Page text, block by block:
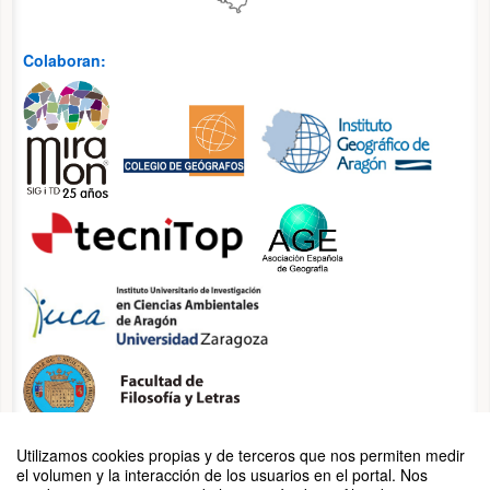
Utilizamos cookies propias y de terceros que nos permiten medir
el volumen y la interacción de los usuarios en el portal. Nos
comunicacio
nes
Jun '22
15
14
:5
9
Fi
n de la
incripción a
precio
reducido
Fe
cha límite de
envío de
comunicacio
nes
completas
16
:0
0
Colaboran:
Organizan: